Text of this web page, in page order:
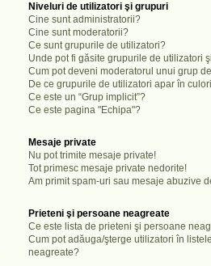
Niveluri de utilizatori şi grupuri
Cine sunt administratorii?
Cine sunt moderatorii?
Ce sunt grupurile de utilizatori?
Unde pot fi găsite grupurile de utilizatori
Cum pot deveni moderatorul unui grup
De ce grupurile de utilizatori apar în
Ce este un “Grup implicit”?
Ce este pagina "Echipa"?
Mesaje private
Nu pot trimite mesaje private!
Tot primesc mesaje private nedorite!
Am primit spam-uri sau mesaje abuzive
Prieteni şi persoane neagreate
Ce este lista de prieteni şi persoane
Cum pot adăuga/şterge utilizatori în
neagreate?